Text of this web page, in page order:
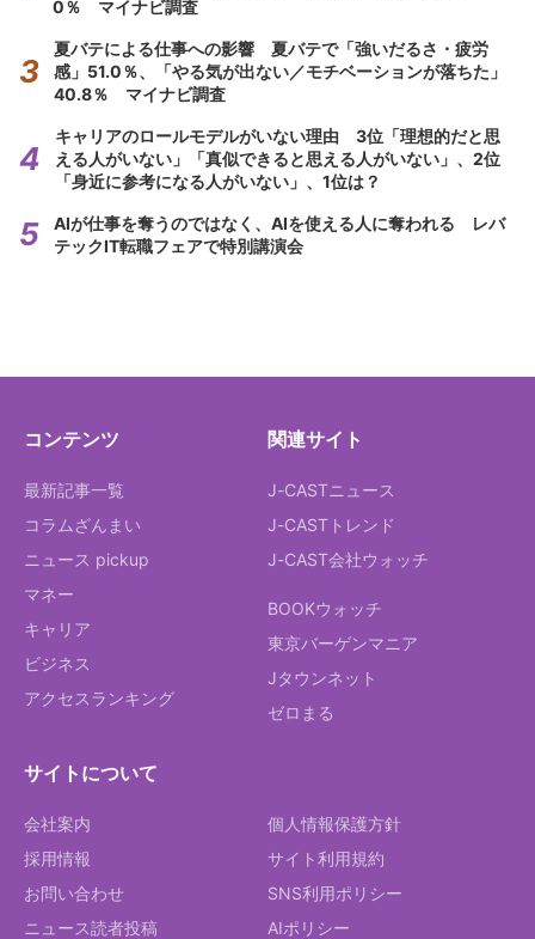
0％ マイナビ調査
夏バテによる仕事への影響 夏バテで「強いだるさ・疲労
感」51.0％、「やる気が出ない／モチベーションが落ちた」
40.8％ マイナビ調査
キャリアのロールモデルがいない理由 3位「理想的だと思
える人がいない」「真似できると思える人がいない」、2位
「身近に参考になる人がいない」、1位は？
AIが仕事を奪うのではなく、AIを使える人に奪われる レバ
テックIT転職フェアで特別講演会
コンテンツ
最新記事一覧
コラムざんまい
ニュース pickup
マネー
キャリア
ビジネス
アクセスランキング
関連サイト
J-CASTニュース
J-CASTトレンド
J-CAST会社ウォッチ
BOOKウォッチ
東京バーゲンマニア
Jタウンネット
ゼロまる
サイトについて
会社案内
採用情報
お問い合わせ
ニュース読者投稿
個人情報保護方針
サイト利用規約
SNS利用ポリシー
AIポリシー